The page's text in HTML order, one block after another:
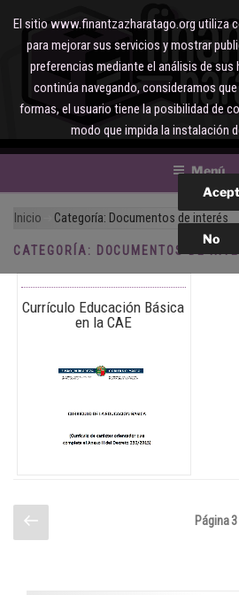
contenido
Menú
Inicio Categoría: Documentos de interés
CATEGORÍA: DOCUMENTOS DE
Currículo Educación Básica
en la CAE
Paginación
de
Página
anterior
Página3
El sitio www.finantzazharatago.org utiliza
para mejorar sus servicios y mostrar
preferencias mediante el análisis de sus
continúa navegando, consideramos que
formas, el usuario tiene la posibilidad de
modo que impida la instalación